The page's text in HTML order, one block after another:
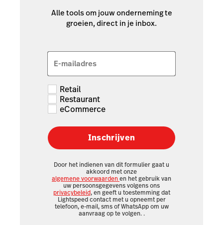
Alle tools om jouw onderneming te
groeien, direct in je inbox.
E-mailadres
Retail
Restaurant
eCommerce
Inschrijven
Door het indienen van dit formulier gaat u
akkoord met onze
algemene voorwaardenen het gebruik van
uw persoonsgegevens volgens ons
privacybeleid, en geeft u toestemming dat
Lightspeed contact met u opneemt per
telefoon, e-mail, sms of WhatsApp om uw
aanvraag op te volgen. .